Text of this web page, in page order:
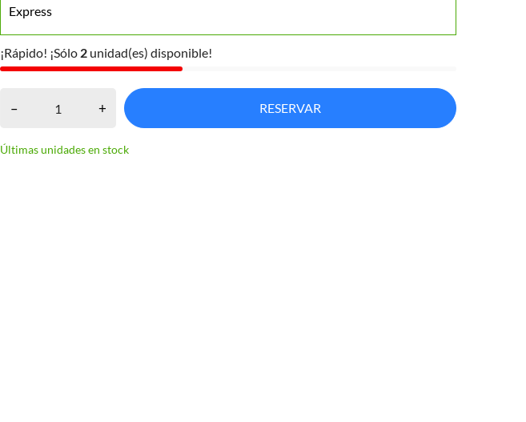
Express
¡Rápido! ¡Sólo 2 unidad(es) disponible!
– + RESERVAR
Últimas unidades en stock